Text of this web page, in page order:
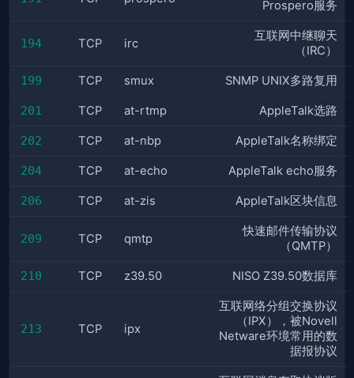
Prospero服务
194 TCP irc
互联网中继聊天
（IRC）
199 TCP smux SNMP UNIX多路复用
201 TCP at-rtmp AppleTalk选路
202 TCP at-nbp AppleTalk名称绑定
204 TCP at-echo AppleTalk echo服务
206 TCP at-zis AppleTalk区块信息
209 TCP qmtp
快速邮件传输协议
（QMTP）
210 TCP z39.50 NISO Z39.50数据库
213 TCP ipx
互联网络分组交换协议
（IPX），被Novell
Netware环境常用的数
据报协议